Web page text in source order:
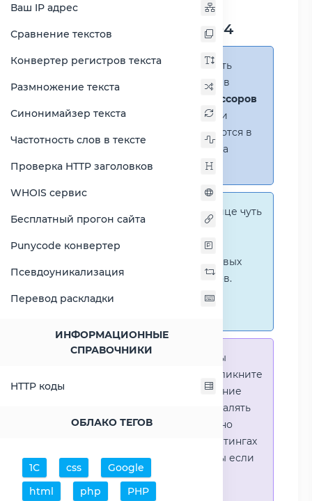
Ваш IP адрес
Сравнение текстов
Конвертер регистров текста
Размножение текста
Синонимайзер текста
Частотность слов в тексте
Проверка HTTP заголовков
WHOIS сервис
Бесплатный прогон сайта
Punycode конвертер
Псевдоуникализация
Перевод раскладки
ИНФОРМАЦИОННЫЕ
СПРАВОЧНИКИ
HTTP коды
ОБЛАКО ТЕГОВ
1С css
Google
html
php
PHP
Сравнение Atom C3958
против Xeon Bronze 3104
Справка:Можно добавить
несколько процессоров в
(до 14 процессоров
в таблице)
. В случае если
процессоры не помещаются в
таблицу, появится полоса
прокрутки.
На этой странице чуть
графические сравнения
количественных и числовых
параметров процессоров.
Перейти к наглядным
Справка:Для того что-бы
выделить процессор - кликните
на его название. Выделение
позволяет выборочно удалять
процессоры или наглядно
видеть результаты в рейтингах
(Во избежении путаницы если
в таблице несколько
процессоров)